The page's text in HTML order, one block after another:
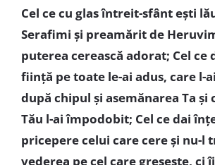
Cel ce cu glas întreit-sfânt ești
Serafimi și preamărit de
puterea cerească adorat; Cel ce
ființă pe toate le-ai adus, care l-
după chipul și asemănarea Ta și
Tău l-ai împodobit; Cel ce dai
pricepere celui care cere și nu-l
vederea pe cel care greșește, ci